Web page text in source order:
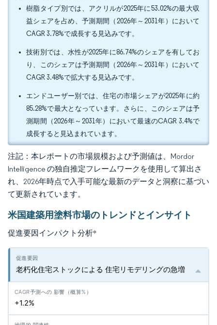
樹脂タイプ別では、アクリルが2025年に53.02%の最大収
益シェアを占め、予測期間（2026年～2031年）において
CAGR 3.78%で成長する見込みです。
技術別では、水性が2025年に86.74%のシェアを有してお
り、このシェアは予測期間（2026年～2031年）において
CAGR 3.48%で拡大する見込みです。
エンドユーザー別では、住宅の市場シェアが2025年に約
85.28%で最大となっています。さらに、このシェアは予
測期間（2026年～2031年）において最速のCAGR 3.4%で
成長すると見込まれています。
注記：本レポートの市場規模および予測値は、Mordor
Intelligence の独自推定フレームワークを使用して算出さ
れ、2026年時点で入手可能な最新のデータと洞察に基づい
て更新されています。
米国建築用塗料市場のトレンドとインサイト
促進要因インパクト分析*
老朽化住宅ストックによる 住宅リモデリングの急増
+1.2%